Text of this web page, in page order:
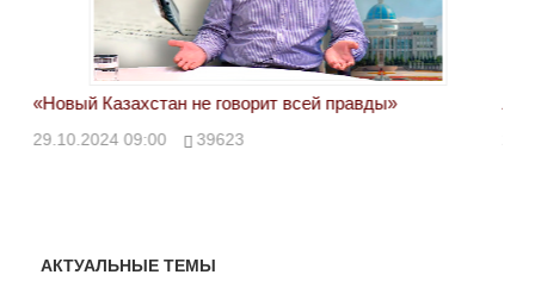
«Новый Казахстан не говорит всей правды»
29.10.2024 09:00 39623
АКТУАЛЬНЫЕ ТЕМЫ